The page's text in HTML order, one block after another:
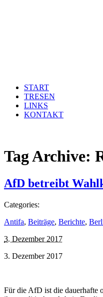
START
TRESEN
LINKS
KONTAKT
Tag Archive:
AfD betreibt
Categories:
Antifa, Beiträge, Berichte,
3. Dezember 2017
3. Dezember 2017
Für die AfD ist die dauerhafte